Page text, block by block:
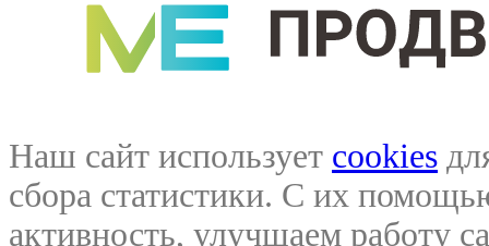
Наш сайт использует cookies
сбора статистики. С их
активность, улучшаем работу